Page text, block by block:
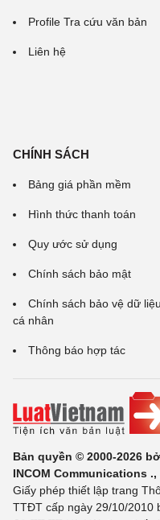
Profile Tra cứu văn bản
Liên hệ
CHÍNH SÁCH
Bảng giá phần mềm
Hình thức thanh toán
Quy ước sử dụng
Chính sách bảo mật
Chính sách bảo vệ dữ liệu
cá nhân
Thông báo hợp tác
Bản quyền © 2000-2026
INCOM Communications .,
Giấy phép thiết lập trang
TTĐT cấp ngày 29/10/2010